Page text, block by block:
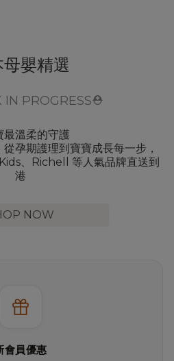
母嬰精選
IN PROGRESS⛑️
最溫柔的守護
孕期護理到寶寶成長每一步，
、Richell 等人氣品牌直送到
港
NOW
會員優惠